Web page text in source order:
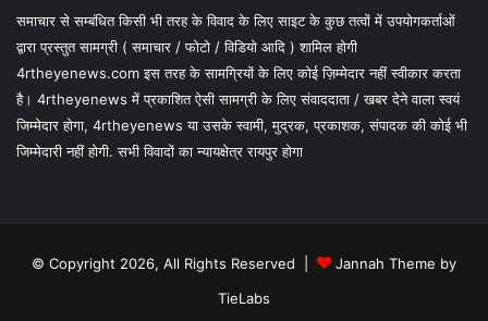
समाचार से सम्बंधित किसी भी तरह के विवाद के लिए साइट के कुछ तत्वों में उपयोगकर्ताओं
द्वारा प्रस्तुत सामग्री ( समाचार / फोटो / विडियो आदि ) शामिल होगी
4rtheyenews.com इस तरह के सामग्रियों के लिए कोई ज़िम्मेदार नहीं स्वीकार करता
है। 4rtheyenews में प्रकाशित ऐसी सामग्री के लिए संवाददाता / खबर देने वाला स्वयं
जिम्मेदार होगा, 4rtheyenews या उसके स्वामी, मुद्रक, प्रकाशक, संपादक की कोई भी
जिम्मेदारी नहीं होगी. सभी विवादों का न्यायक्षेत्र रायपुर होगा
© Copyright 2026, All Rights Reserved |
Jannah Theme by
TieLabs